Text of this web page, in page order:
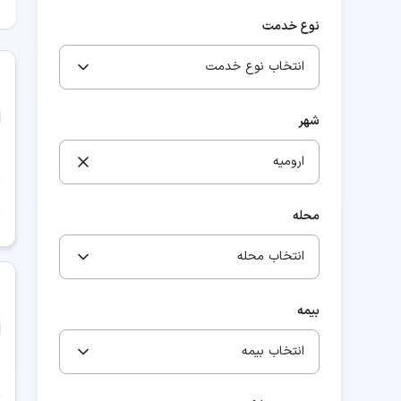
نوع خدمت
انتخاب نوع خدمت
شهر
ارومیه
محله
انتخاب محله
بیمه
انتخاب بیمه